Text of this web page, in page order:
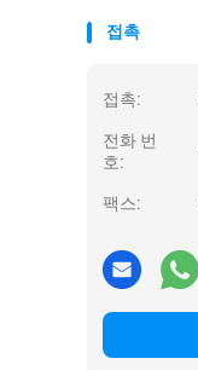
접촉
접촉:
전화 번
호:
팩스: